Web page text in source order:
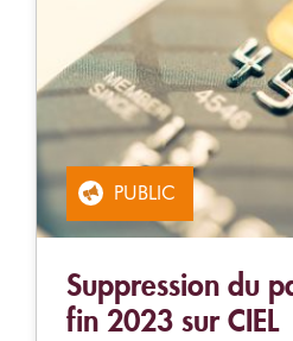
PUBLIC
Suppression du
fin 2023 sur CIEL